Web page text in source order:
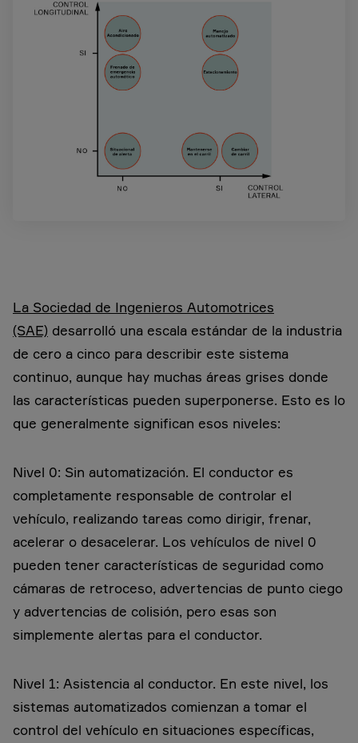
La Sociedad de Ingenieros Automotrices
(SAE) desarrolló una escala estándar de la industria
de cero a cinco para describir este sistema
continuo, aunque hay muchas áreas grises donde
las características pueden superponerse. Esto es lo
que generalmente significan esos niveles:
Nivel 0: Sin automatización. El conductor es
completamente responsable de controlar el
vehículo, realizando tareas como dirigir, frenar,
acelerar o desacelerar. Los vehículos de nivel 0
pueden tener características de seguridad como
cámaras de retroceso, advertencias de punto ciego
y advertencias de colisión, pero esas son
simplemente alertas para el conductor.
Nivel 1: Asistencia al conductor. En este nivel, los
sistemas automatizados comienzan a tomar el
control del vehículo en situaciones específicas,